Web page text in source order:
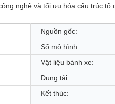
nghệ và tối ưu hóa cấu trúc
Nguồn gốc:
Số mô hình:
Vật liệu bánh xe:
Dung tải:
Kết thúc: